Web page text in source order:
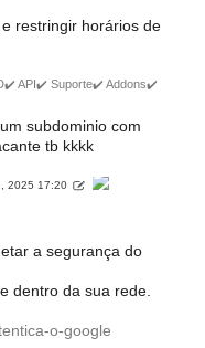
restringir horários de
API✔️ Suporte✔️ Addons✔️
subdominio com
tb kkkk
2025 17:20
a segurança do
dentro da sua rede.
o-google